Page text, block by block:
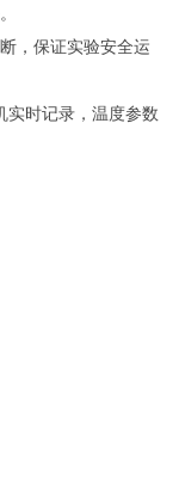
，保证实验安全运
实时记录，温度参数